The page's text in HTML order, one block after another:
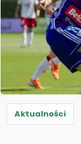
Aktualności